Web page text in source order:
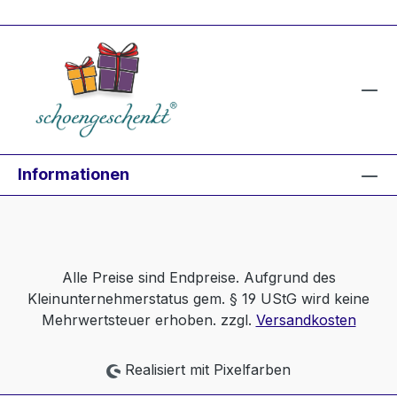
Informationen
Alle Preise sind Endpreise. Aufgrund des
Kleinunternehmerstatus gem. § 19 UStG wird keine
Mehrwertsteuer erhoben. zzgl. Versandkosten
Realisiert mit Pixelfarben